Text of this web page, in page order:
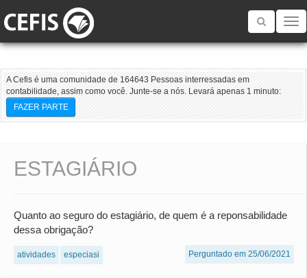
Toggle
A Cefis é uma comunidade de 164643 Pessoas interressadas em
contabilidade, assim como você. Junte-se a nós. Levará apenas 1 minuto:
FAZER PARTE
ESTAGIÁRIO
Quanto ao seguro do estagiário, de quem é a reponsabilidade
dessa obrigação?
atividades especiasi Perguntado em 25/06/2021